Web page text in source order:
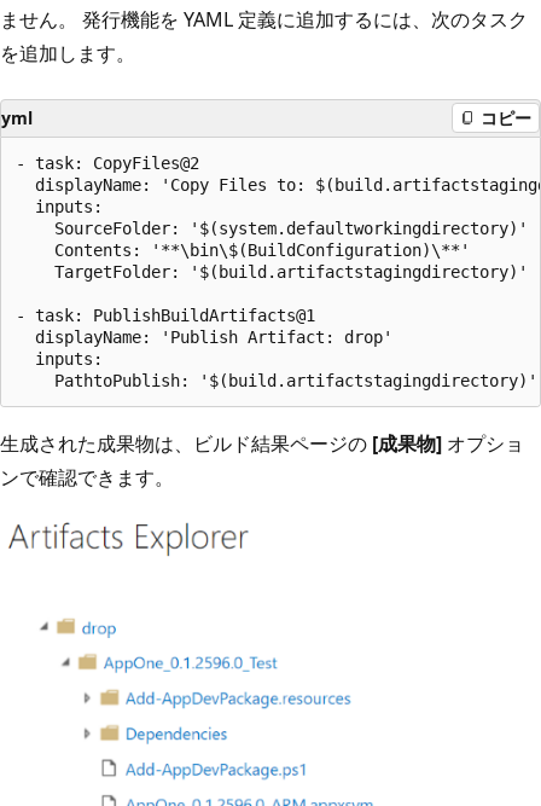
ません。 発行機能を YAML 定義に追加するには、次のタスク
を追加します。
yml コピー
- task: CopyFiles@2
displayName: 'Copy Files to:
  inputs:
    SourceFolder: '$(system.defaultworkingdirectory)'
    Contents: '**\bin\$(BuildConfiguration)\**'
    TargetFolder: '$(build.artifactstagingdirectory)'
- task: PublishBuildArtifacts@1
  displayName: 'Publish Artifact: drop'
  inputs:
生成された成果物は、ビルド結果ページの [成果物] オプショ
ンで確認できます。